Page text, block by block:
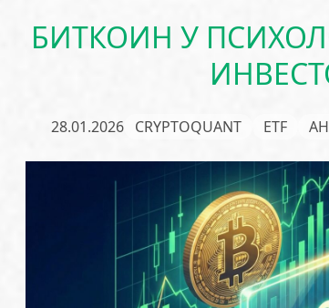
БИТКОИН У
28.01.2026 CRYPTOQUANT ETF